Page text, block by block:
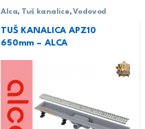
Alca, Tuš kanalice,Vodovod
TUŠ KANALICA APZ10
650mm – ALCA